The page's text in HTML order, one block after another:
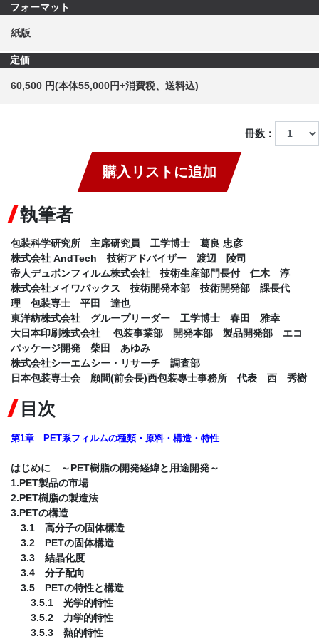
フォーマット
紙版
定価
60,500 円(本体55,000円+消費税、送料込)
冊数：
購入リストに追加
執筆者
包装科学研究所 主席研究員 工学博士 葛良 忠彦
株式会社 AndTech 技術アドバイザー 渡辺 陵司
帝人デュポンフィルム株式会社 技術生産部門長付 仁木 淳
株式会社メイワパックス 技術開発本部 技術開発部 課長代
理 包装専士 平田 達也
東洋紡株式会社 グループリーダー 工学博士 春田 雅幸
大日本印刷株式会社 包装事業部 開発本部 製品開発部 エコ
パッケージ開発 柴田 あゆみ
株式会社シーエムシー・リサーチ 調査部
日本包装専士会 顧問(前会長)西包装專士事務所 代表 西 秀樹
目次
第1章 PET系フィルムの種類・原料・構造・特性
はじめに ～PET樹脂の開発経緯と用途開発～
1.PET製品の市場
2.PET樹脂の製造法
3.PETの構造
3.1 高分子の固体構造
3.2 PETの固体構造
3.3 結晶化度
3.4 分子配向
3.5 PETの特性と構造
3.5.1 光学的特性
3.5.2 力学的特性
3.5.3 熱的特性